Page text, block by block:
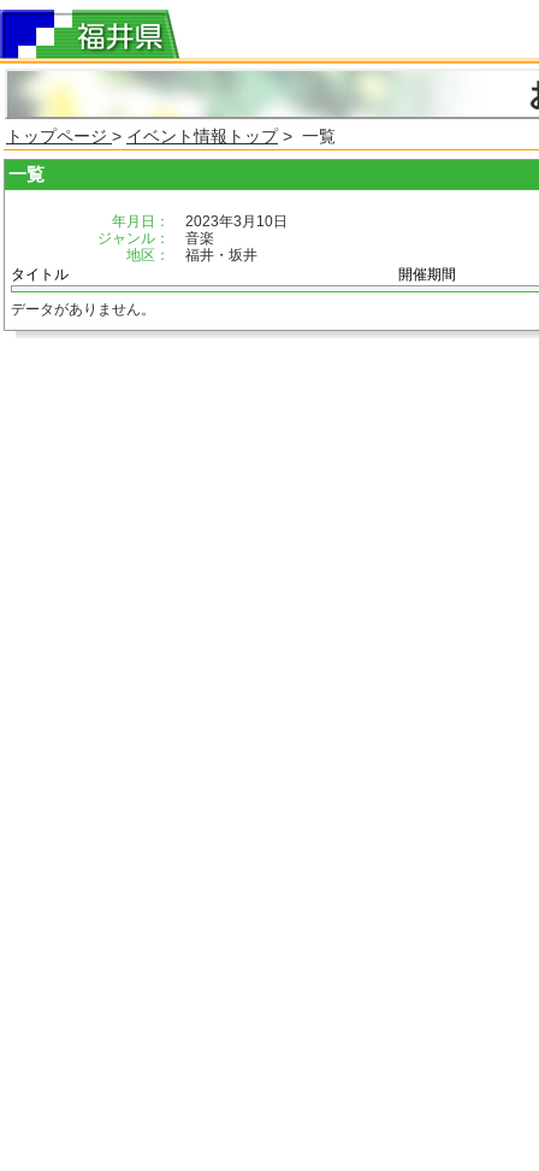
トップページ > イベント情報トップ> 一覧
一覧
年月日：
2023年3月10日
ジャンル：
音楽
地区：
福井・坂井
タイトル
開催期間
データがありません。